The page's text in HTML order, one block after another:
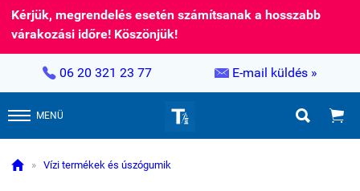
Kérjük, megrendelés esetén számítsanak a hosszabb
várakozási időre! Köszönjük!
 06 20 321 23 77  E-mail küldés »
MENÜ  
 » Vízi termékek és úszógumik